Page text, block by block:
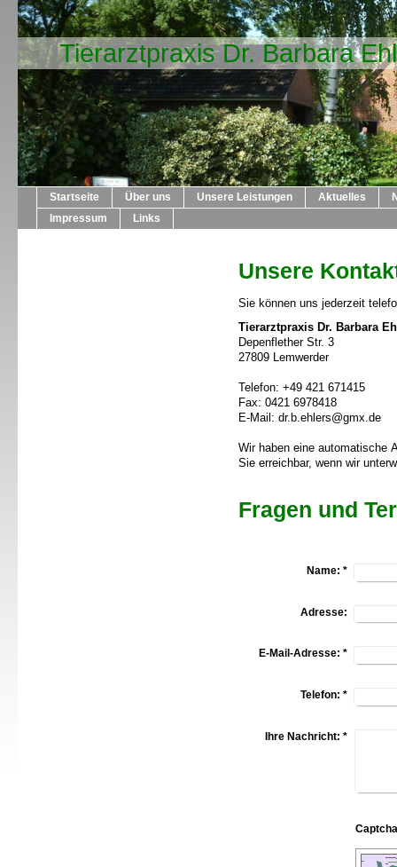
Tierarztpraxis Dr. Barbara
Startseite Über uns Unsere Leistungen Aktuelles
Impressum
Links
Unsere
Sie können uns jederzeit
Tierarztpraxis Dr. Barbara
Depenflether Str. 3
27809 Lemwerder
Telefon: +49 421 671415
Fax: 0421 6978418
E-Mail: dr.b.ehlers@gmx.de
Wir haben eine automatische
Sie erreichbar, wenn wir
Fragen und
Name: *
Adresse:
E-Mail-Adresse: *
Telefon: *
Ihre Nachricht: *